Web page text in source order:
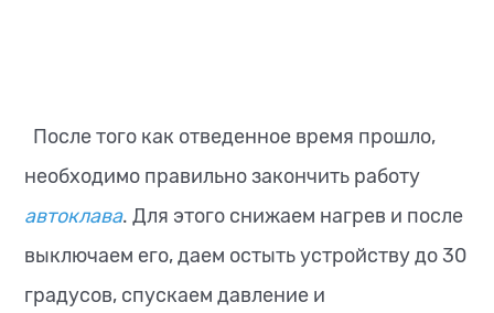
После того как отведенное время прошло,
необходимо правильно закончить работу
автоклава. Для этого снижаем нагрев и после
выключаем его, даем остыть устройству до 30
градусов, спускаем давление и